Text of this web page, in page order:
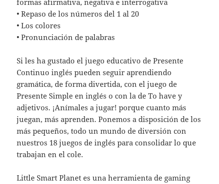
formas afirmativa, negativa e interrogativa
• Repaso de los números del 1 al 20
• Los colores
• Pronunciación de palabras
Si les ha gustado el juego educativo de Presente
Continuo inglés pueden seguir aprendiendo
gramática, de forma divertida, con el juego de
Presente Simple en inglés o con la de To have y
adjetivos. ¡Anímales a jugar! porque cuanto más
juegan, más aprenden. Ponemos a disposición de los
más pequeños, todo un mundo de diversión con
nuestros 18 juegos de inglés para consolidar lo que
trabajan en el cole.
Little Smart Planet es una herramienta de gaming